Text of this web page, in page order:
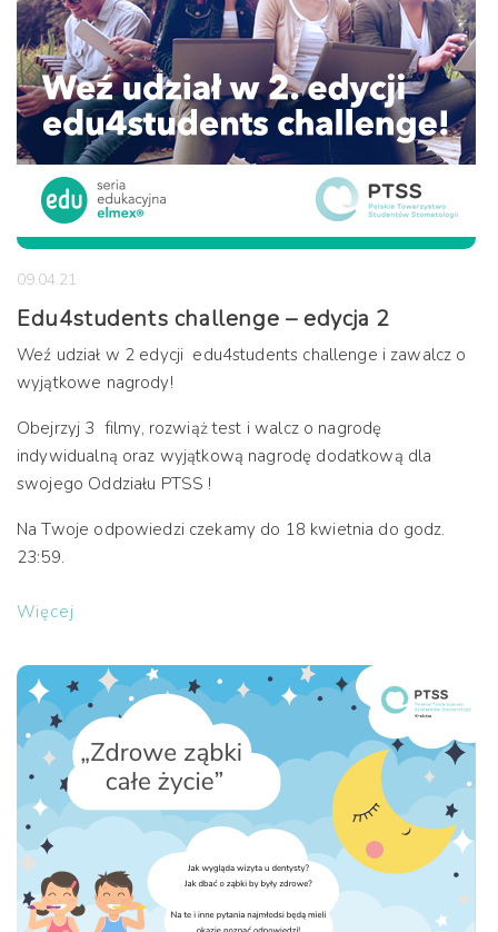
09.04.21
Edu4students challenge – edycja 2
Weź udział w 2 edycji edu4students challenge i zawalcz o
wyjątkowe nagrody!
Obejrzyj 3 filmy, rozwiąż test i walcz o nagrodę
indywidualną oraz wyjątkową nagrodę dodatkową dla
swojego Oddziału PTSS !
Na Twoje odpowiedzi czekamy do 18 kwietnia do godz.
23:59.
Więcej